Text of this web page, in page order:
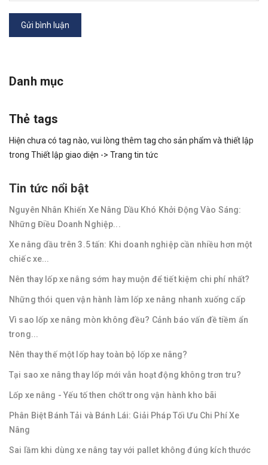
Gửi bình luận
Danh mục
Thẻ tags
Hiện chưa có tag nào, vui lòng thêm tag cho sản phẩm và thiết lập
trong Thiết lập giao diện -> Trang tin tức
Tin tức nổi bật
Nguyên Nhân Khiến Xe Nâng Dầu Khó Khởi Động Vào Sáng:
Những Điều Doanh Nghiệp...
Xe nâng dầu trên 3.5 tấn: Khi doanh nghiệp cần nhiều hơn một
chiếc xe...
Nên thay lốp xe nâng sớm hay muộn để tiết kiệm chi phí nhất?
Những thói quen vận hành làm lốp xe nâng nhanh xuống cấp
Vì sao lốp xe nâng mòn không đều? Cảnh báo vấn đề tiềm ẩn
trong...
Nên thay thế một lốp hay toàn bộ lốp xe nâng?
Tại sao xe nâng thay lốp mới vẫn hoạt động không trơn tru?
Lốp xe nâng - Yếu tố then chốt trong vận hành kho bãi
Phân Biệt Bánh Tải và Bánh Lái: Giải Pháp Tối Ưu Chi Phí Xe
Nâng
Sai lầm khi dùng xe nâng tay với pallet không đúng kích thước